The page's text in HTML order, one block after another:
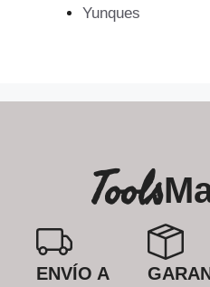
Yunques
Tools
ENVÍO A